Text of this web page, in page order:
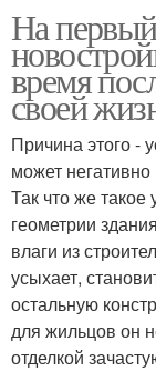
На
время
своей
Причина этого -
может
Так что же
геометрии
влаги из
усыхает,
остальную
для жильцов он
отделкой